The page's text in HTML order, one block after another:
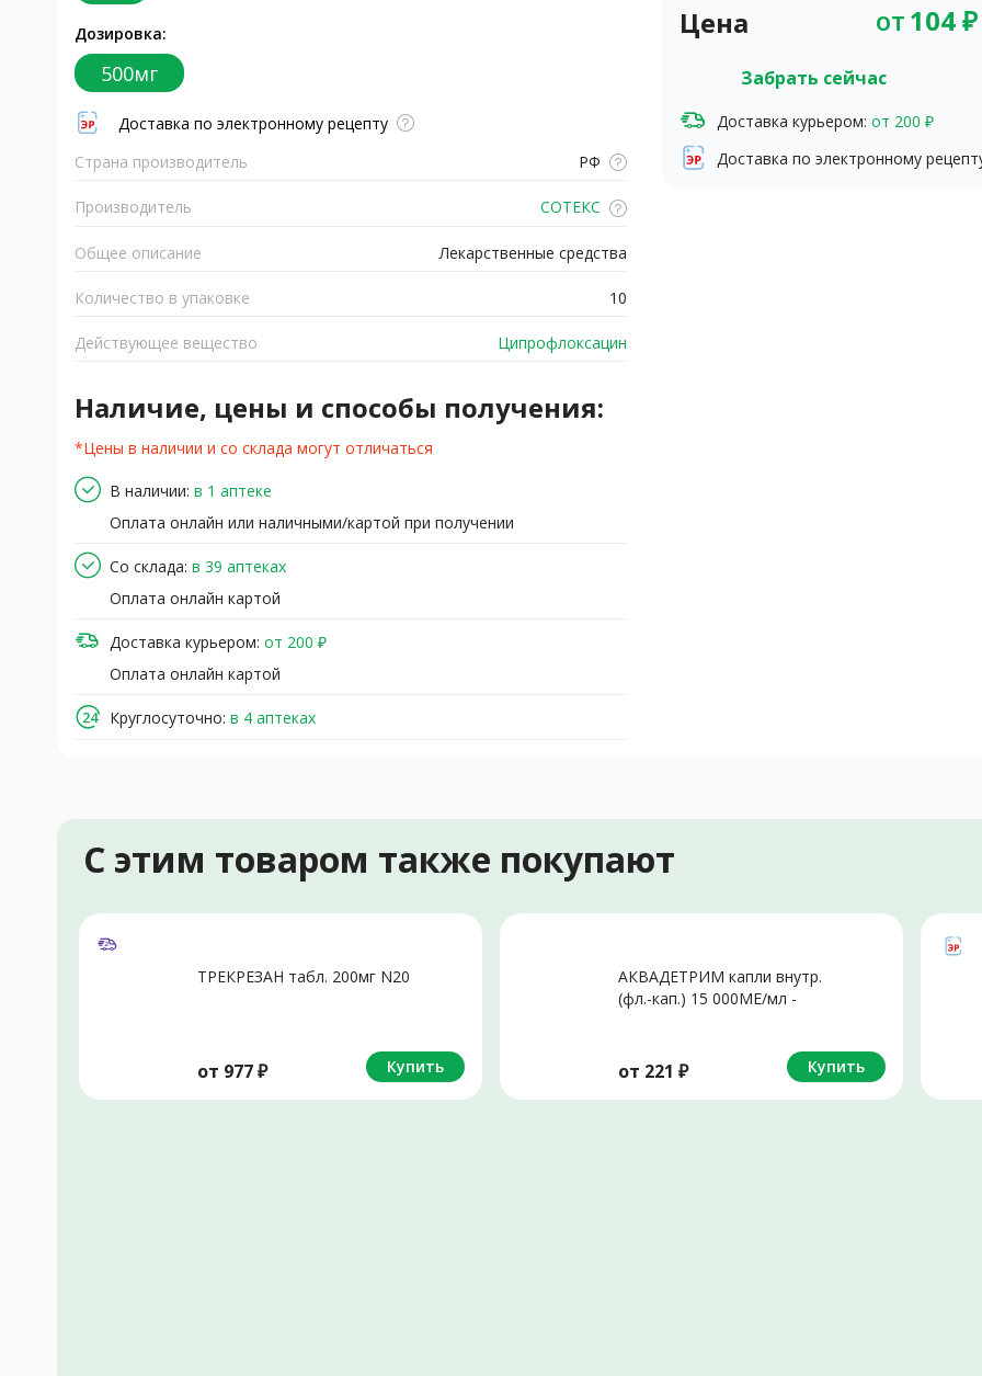
Дозировка:
500мг
Доставка по электронному рецепту
Страна производитель
РФ
Производитель СОТЕКС
Общее описание Лекарственные средства
Количество в упаковке 10
Действующее вещество Ципрофлоксацин
Наличие, цены и способы получения:
*Цены в наличии и со склада могут отличаться
В наличии: в 1 аптеке
Оплата онлайн или наличными/картой при получении
Со склада: в 39 аптеках
Оплата онлайн картой
Доставка курьером: от 200 ₽
Оплата онлайн картой
Круглосуточно: в 4 аптеках
Цена от104₽
Забрать сейчас
Доставка курьером: от 200 ₽
Доставка по электронному
С этим товаром также покупают
ТРЕКРЕЗАН табл. 200мг N20
от 977₽ Купить
АКВАДЕТРИМ капли внутр.
(фл.-кап.) 15 000МЕ/мл -
от 221 ₽ Купить